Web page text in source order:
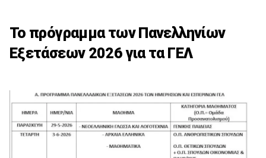
Το πρόγραμμα των Πανελληνίων
Εξετάσεων 2026 για τα ΓΕΛ